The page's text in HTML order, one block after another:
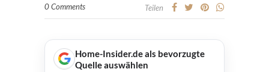
0 Comments Teilen
Home-Insider.de als bevorzugte
Quelle auswählen